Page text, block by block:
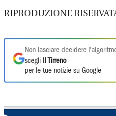
RIPRODUZIONE
Non lasciare decidere
scegli
Il Tirreno
per le tue notizie su Google